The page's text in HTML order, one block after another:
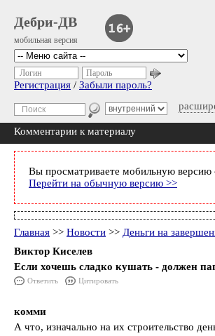
Дебри-ДВ
мобильная версия
Логин Пароль
Регистрация / Забыли пароль?
Комментарии к материалу
Вы просматриваете мобильную версию
Перейти на обычную версию >>
Главная >> Новости >> Деньги на
Виктор Киселев
Если хочешь сладко кушать - должен
Ответить Цитировать
комми
А что, изначально на их строительство